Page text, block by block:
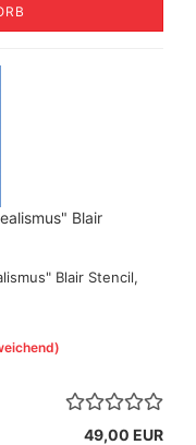
Blair
Blair Stencil,
49,00 EUR